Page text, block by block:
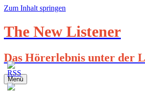
Zum Inhalt springen
The New Listener
Das Hörerlebnis unter der
Menü